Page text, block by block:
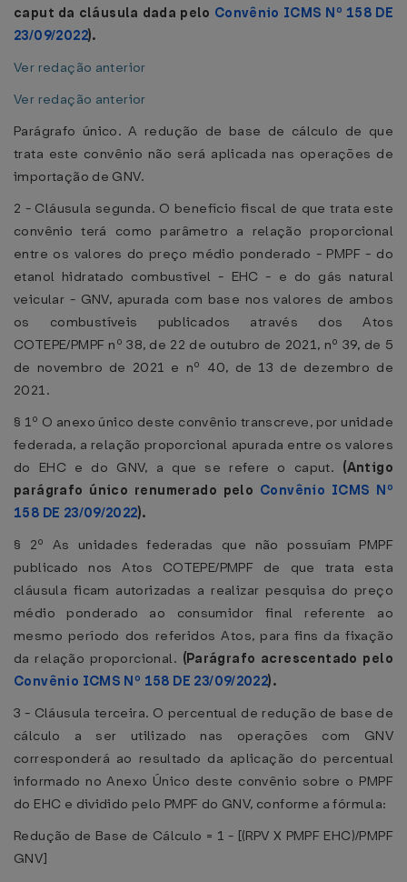
caput da cláusula dada pelo Convênio ICMS Nº 158 DE
23/09/2022).
Ver redação anterior
Ver redação anterior
Parágrafo único. A redução de base de cálculo de que
trata este convênio não será aplicada nas operações de
importação de GNV.
2 - Cláusula segunda. O benefício fiscal de que trata este
convênio terá como parâmetro a relação proporcional
entre os valores do preço médio ponderado - PMPF - do
etanol hidratado combustível - EHC - e do gás natural
veicular - GNV, apurada com base nos valores de ambos
os combustíveis publicados através dos Atos
COTEPE/PMPF nº 38, de 22 de outubro de 2021, nº 39, de 5
de novembro de 2021 e nº 40, de 13 de dezembro de
2021.
§ 1º O anexo único deste convênio transcreve, por unidade
federada, a relação proporcional apurada entre os valores
do EHC e do GNV, a que se refere o caput. (Antigo
parágrafo único renumerado pelo Convênio ICMS Nº
158 DE 23/09/2022).
§ 2º As unidades federadas que não possuíam PMPF
publicado nos Atos COTEPE/PMPF de que trata esta
cláusula ficam autorizadas a realizar pesquisa do preço
médio ponderado ao consumidor final referente ao
mesmo período dos referidos Atos, para fins da fixação
da relação proporcional. (Parágrafo acrescentado pelo
Convênio ICMS Nº 158 DE 23/09/2022).
3 - Cláusula terceira. O percentual de redução de base de
cálculo a ser utilizado nas operações com GNV
corresponderá ao resultado da aplicação do percentual
informado no Anexo Único deste convênio sobre o PMPF
do EHC e dividido pelo PMPF do GNV, conforme a fórmula:
Redução de Base de Cálculo = 1 - [(RPV X PMPF EHC)/PMPF
GNV]